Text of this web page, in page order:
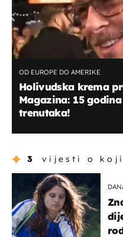
OD EUROPE DO AMERIKE
Holivudska krema
Magazina: 15
trenutaka!
3 vijesti o